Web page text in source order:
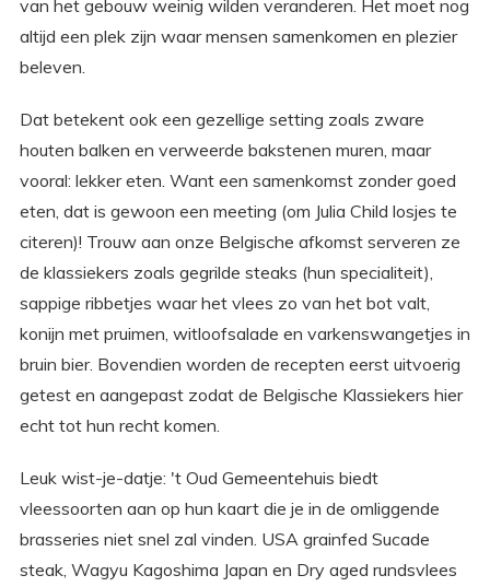
van het gebouw weinig wilden veranderen. Het moet nog
altijd een plek zijn waar mensen samenkomen en plezier
beleven.
Dat betekent ook een gezellige setting zoals zware
houten balken en verweerde bakstenen muren, maar
vooral: lekker eten. Want een samenkomst zonder goed
eten, dat is gewoon een meeting (om Julia Child losjes te
citeren)! Trouw aan onze Belgische afkomst serveren ze
de klassiekers zoals gegrilde steaks (hun specialiteit),
sappige ribbetjes waar het vlees zo van het bot valt,
konijn met pruimen, witloofsalade en varkenswangetjes in
bruin bier. Bovendien worden de recepten eerst uitvoerig
getest en aangepast zodat de Belgische Klassiekers hier
echt tot hun recht komen.
Leuk wist-je-datje: 't Oud Gemeentehuis biedt
vleessoorten aan op hun kaart die je in de omliggende
brasseries niet snel zal vinden. USA grainfed Sucade
steak, Wagyu Kagoshima Japan en Dry aged rundsvlees